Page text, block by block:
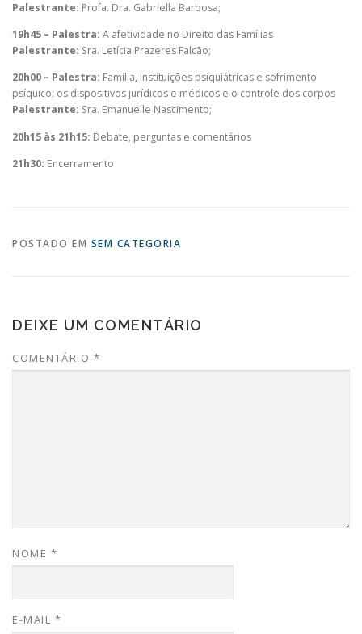
Palestrante: Profa. Dra. Gabriella Barbosa;
19h45 – Palestra: A afetividade no Direito das Famílias
Palestrante: Sra. Letícia Prazeres Falcão;
20h00 – Palestra: Família, instituições psiquiátricas e sofrimento
psíquico: os dispositivos jurídicos e médicos e o controle dos corpos
Palestrante: Sra. Emanuelle Nascimento;
20h15 às 21h15: Debate, perguntas e comentários
21h30: Encerramento
POSTADO EM SEM CATEGORIA
DEIXE UM COMENTÁRIO
COMENTÁRIO *
NOME *
E-MAIL *